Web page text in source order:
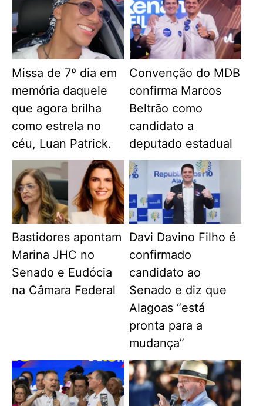
Missa de 7º dia em
memória daquele
que agora brilha
como estrela no
céu, Luan Patrick.
Convenção do MDB
confirma Marcos
Beltrão como
candidato a
deputado estadual
Bastidores apontam
Marina JHC no
Senado e Eudócia
na Câmara Federal
Davi Davino Filho é
confirmado
candidato ao
Senado e diz que
Alagoas “está
pronta para a
mudança”